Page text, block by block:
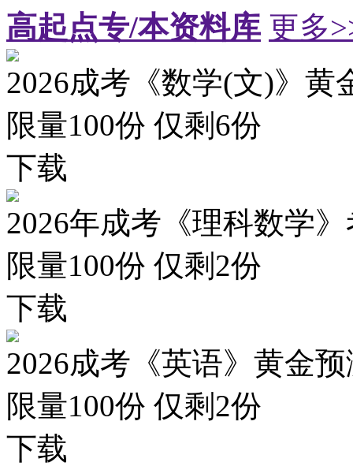
高起点专/本资料库 更多
2026成考《数学(文)》黄
限量100份 仅剩 6份
下载
2026年成考《理科数学
限量100份 仅剩 2份
下载
2026成考《英语》黄金
限量100份 仅剩 2份
下载